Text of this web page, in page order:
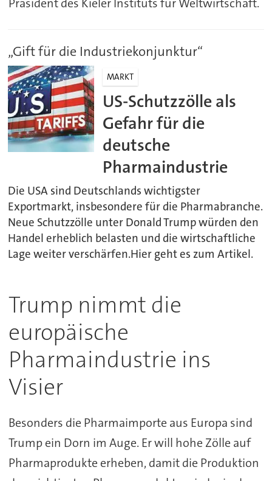
Präsident des Kieler Instituts für Weltwirtschaft.
„Gift für die Industriekonjunktur“
MARKT
US-Schutzzölle als
Gefahr für die
deutsche
Pharmaindustrie
Die USA sind Deutschlands wichtigster
Exportmarkt, insbesondere für die Pharmabranche.
Neue Schutzzölle unter Donald Trump würden den
Handel erheblich belasten und die wirtschaftliche
Lage weiter verschärfen.Hier geht es zum Artikel.
Trump nimmt die
europäische
Pharmaindustrie ins
Visier
Besonders die Pharmaimporte aus Europa sind
Trump ein Dorn im Auge. Er will hohe Zölle auf
Pharmaprodukte erheben, damit die Produktion